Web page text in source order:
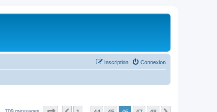
Connexion
Inscription
709 messages